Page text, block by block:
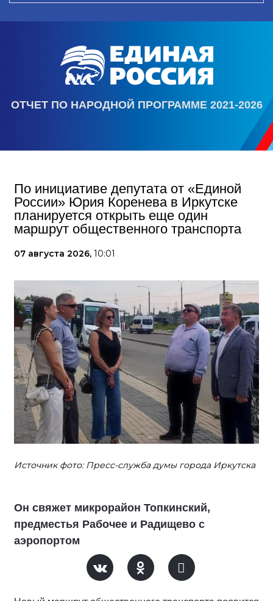
ОТЧЕТ ПО НАРОДНОЙ ПРОГРАММЕ 2021-2026
По инициативе депутата от «Единой
России» Юрия Коренева в Иркутске
планируется открыть еще один
маршрут общественного транспорта
07 августа 2026, 10:01
Источник фото: Пресс-служба думы города Иркутска
Он свяжет микрорайон Топкинский,
предместья Рабочее и Радищево с
аэропортом